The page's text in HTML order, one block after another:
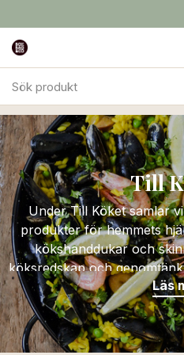
produktTill Köket
Till
Under Till Köket samlar
produkter för hemmets
kökshanddukar och
köksredskap och
vald med fokus på kvalitet,
ett kök som fungerar lika
dags att
Läs